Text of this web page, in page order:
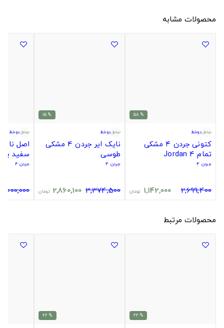
محصولات مشابه
% 58
دوخط
کتونی جردن ۴ مشکی
تمام Jordan 4
جردن ۴
2,699,400
1,142,000 تومان
% 15
دوخط
نایک ایر جردن 4 مشکی
طوسی
جردن ۴
3,374,500
2,860,100 تومان
دوخط
سفید
جردن ۴
محصولات مرتبط
% 22
% 22